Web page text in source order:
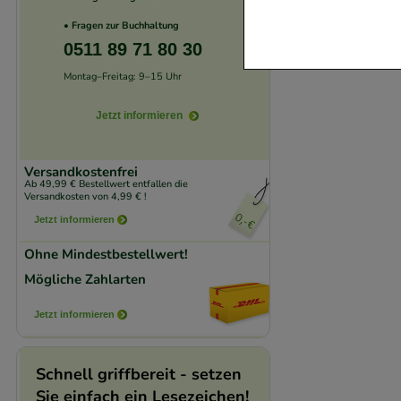
Website
verzichtet werden
• Fragen zur Buchhaltung
0511 89 71 80 30
Montag–Freitag: 9–15 Uhr
Jetzt informieren
Versandkostenfrei
Ab 49,99 € Bestellwert entfallen die
Versandkosten von 4,99 € !
Jetzt informieren
Ohne Mindestbestellwert!
Mögliche Zahlarten
Jetzt informieren
Schnell griffbereit - setzen